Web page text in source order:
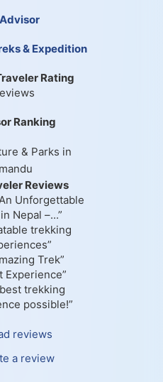
& Expedition
Rating
Ranking
& Parks in
Reviews
An Unforgettable
Nepal –...”
trekking
Trek”
Experience”
trekking
possible!”
reviews
a review